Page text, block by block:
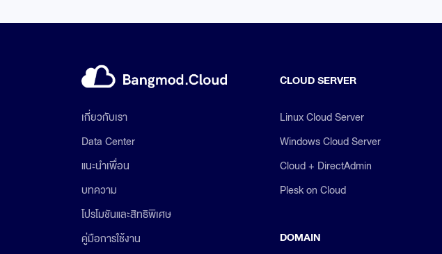
เกี่ยวกับเรา
Data Center
แนะนำเพื่อน
บทความ
โปรโมชันและสิทธิพิเศษ
คู่มือการใช้งาน
CLOUD SERVER
Linux Cloud Server
Windows Cloud Server
Cloud + DirectAdmin
Plesk on Cloud
DOMAIN